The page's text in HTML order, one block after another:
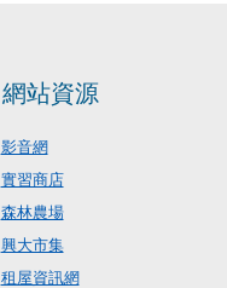
網站資源
影音網
實習商店
森林農場
興大市集
租屋資訊網